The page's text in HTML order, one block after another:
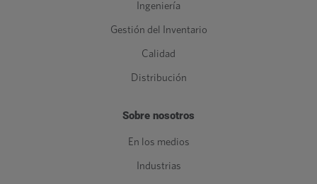
Ingeniería
Gestión del Inventario
Calidad
Distribución
Sobre nosotros
En los medios
Industrias